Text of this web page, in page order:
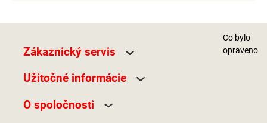
Zákaznický servis
Užitočné informácie
O spoločnosti
Co bylo
opraveno